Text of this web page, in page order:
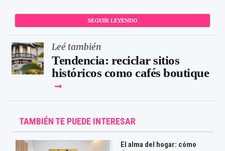
SEGUIR LEYENDO
Leé también
Tendencia: reciclar sitios
históricos como cafés boutique
TAMBIÉN TE PUEDE INTERESAR
El alma del hogar: cómo